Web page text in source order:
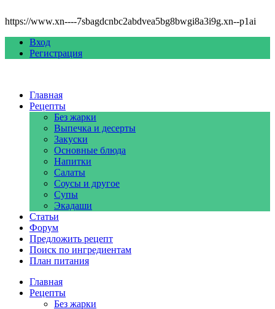
https://www.xn----7sbagdcnbc2abdvea5bg8bwgi8a3i9g.xn--p1ai
Вход
Регистрация
Главная
Рецепты
Без жарки
Выпечка и десерты
Закуски
Основные блюда
Напитки
Салаты
Соусы и другое
Супы
Экадаши
Статьи
Форум
Предложить рецепт
Поиск по ингредиентам
План питания
Главная
Рецепты
Без жарки